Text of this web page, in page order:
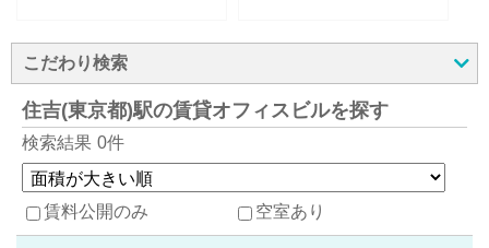
こだわり検索
住吉(東京都)駅の賃貸オフィスビルを探す
検索結果 0件
賃料公開のみ 空室あり